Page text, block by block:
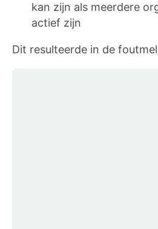
kan zijn als meerdere
actief zijn
Dit resulteerde in de